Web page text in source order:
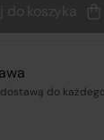
do koszyka
do